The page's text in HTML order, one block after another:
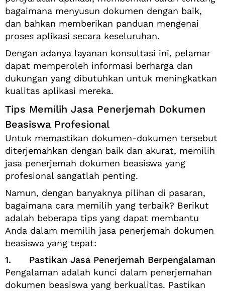
bagaimana menyusun dokumen dengan baik,
dan bahkan memberikan panduan mengenai
proses aplikasi secara keseluruhan.
Dengan adanya layanan konsultasi ini, pelamar
dapat memperoleh informasi berharga dan
dukungan yang dibutuhkan untuk meningkatkan
kualitas aplikasi mereka.
Tips Memilih Jasa Penerjemah Dokumen
Beasiswa Profesional
Untuk memastikan dokumen-dokumen tersebut
diterjemahkan dengan baik dan akurat, memilih
jasa penerjemah dokumen beasiswa yang
profesional sangatlah penting.
Namun, dengan banyaknya pilihan di pasaran,
bagaimana cara memilih yang terbaik? Berikut
adalah beberapa tips yang dapat membantu
Anda dalam memilih jasa penerjemah dokumen
beasiswa yang tepat:
1. Pastikan Jasa Penerjemah Berpengalaman
Pengalaman adalah kunci dalam penerjemahan
dokumen beasiswa yang berkualitas. Pastikan